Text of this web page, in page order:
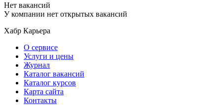
Нет вакансий
У компании нет открытых вакансий
Хабр Карьера
О сервисе
Услуги и цены
Журнал
Каталог вакансий
Каталог курсов
Карта сайта
Контакты